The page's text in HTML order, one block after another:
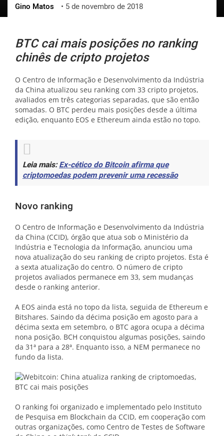
ქართული
vietnamese
Gino Matos • 5 de novembro de 2018
BTC cai mais posições no ranking
chinês de cripto projetos
O Centro de Informação e Desenvolvimento da Indústria
da China atualizou seu ranking com 33 cripto projetos,
avaliados em três categorias separadas, que são então
somadas. O BTC perdeu mais posições desde a última
edição, enquanto EOS e Ethereum ainda estão no topo.
Leia mais:Ex-cético do Bitcoin afirma que
criptomoedas podem prevenir uma recessão
Novo ranking
O Centro de Informação e Desenvolvimento da Indústria
da China (CCID), órgão que atua sob o Ministério da
Indústria e Tecnologia da Informação, anunciou uma
nova atualização do seu ranking de cripto projetos. Esta é
a sexta atualização do centro. O número de cripto
projetos avaliados permanece em 33, sem mudanças
desde o ranking anterior.
A EOS ainda está no topo da lista, seguida de Ethereum e
Bitshares. Saindo da décima posição em agosto para a
décima sexta em setembro, o BTC agora ocupa a décima
nona posição. BCH conquistou algumas posições, saindo
da 31ª para a 28ª. Enquanto isso, a NEM permanece no
fundo da lista.
O ranking foi organizado e implementado pelo Instituto
de Pesquisa em Blockchain da CCID, em cooperação com
outras organizações, como Centro de Testes de Software